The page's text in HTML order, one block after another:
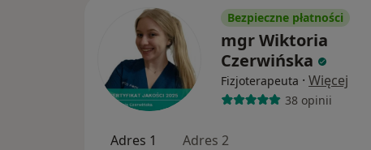
Bezpieczne płatności
mgr Wiktoria
Czerwińska
Fizjoterapeuta · Więcej
38 opinii
Adres 1 Adres 2